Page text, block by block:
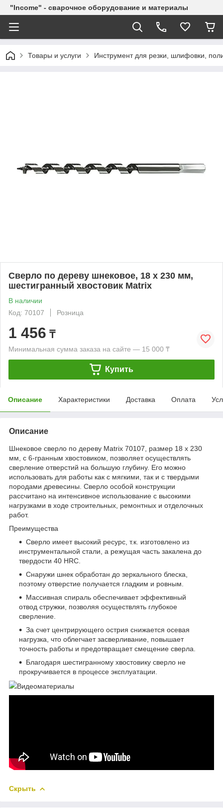
"Income" - сварочное оборудование и материалы
Товары и услуги Инструмент для резки, шлифовки,
Сверло по дереву шнековое, 18 х 230 мм,
шестигранный хвостовик Matrix
В наличии
Код: 70107
Розница
1 456 ₸
Минимальная сумма заказа на сайте — 15 000 ₸
Купить
Описание Характеристики Доставка Оплата
Описание
Шнековое сверло по дереву Matrix 70107, размер 18 х 230
мм, с 6-гранным хвостовиком, позволяет осуществлять
сверление отверстий на большую глубину. Его можно
использовать для работы как с мягкими, так и с твердыми
породами древесины. Сверло особой конструкции
рассчитано на интенсивное использование с высокими
нагрузками в ходе строительных, ремонтных и отделочных
работ.
Преимущества
Сверло имеет высокий ресурс, т.к. изготовлено из
инструментальной стали, а режущая часть закалена до
твердости 40 HRC.
Снаружи шнек обработан до зеркального блеска,
поэтому отверстие получается гладким и ровным.
Массивная спираль обеспечивает эффективный
отвод стружки, позволяя осуществлять глубокое
сверление.
За счет центрирующего острия снижается осевая
нагрузка, что облегчает засверливание, повышает
точность работы и предотвращает смещение сверла.
Благодаря шестигранному хвостовику сверло не
прокручивается в процессе эксплуатации.
Видеоматериалы
Скрыть